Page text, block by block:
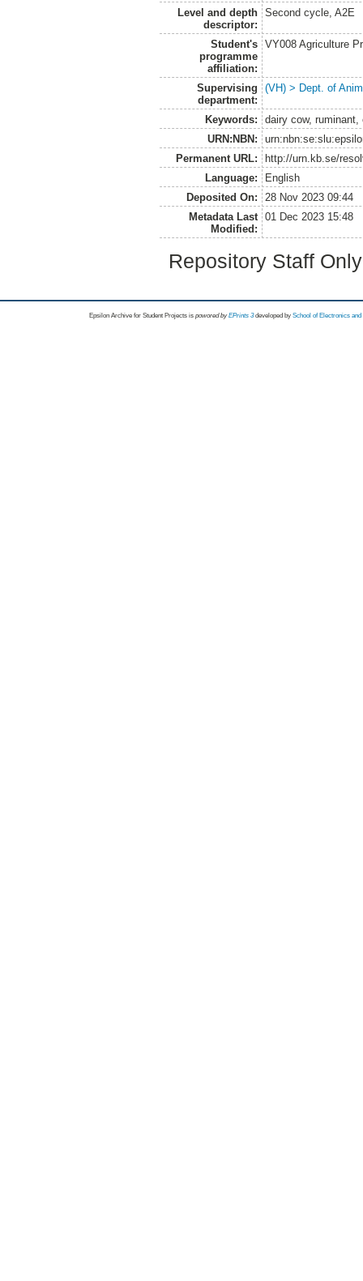
Level and depth
descriptor:
Second cycle, A2E
Student's
programme
affiliation:
VY008 Agriculture
Supervising
department:
(VH) > Dept. of
Keywords:
dairy cow,
URN:NBN:
Permanent URL:
http://urn.kb.se/
Language:
English
Deposited On:
28 Nov 2023 09:44
Metadata Last
Modified:
01 Dec 2023 15:48
Repository Staff
Epsilon Archive for Student Projects is powored byEPrints 3 developed by School of Electronics